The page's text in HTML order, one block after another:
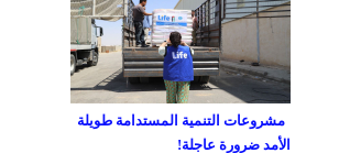
مشروعات التنمية المستدامة طويلة
الأمد ضرورة عاجلة!